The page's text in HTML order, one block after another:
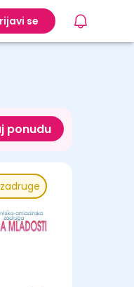
se
ponudu